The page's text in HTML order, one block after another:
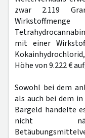
zwar 2.119
mit einer
Höhe von 9.222 €
Sowohl bei dem
als auch bei dem
Bargeld handelte
nicht